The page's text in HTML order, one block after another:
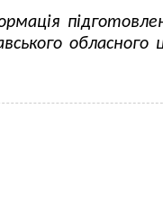
обласного